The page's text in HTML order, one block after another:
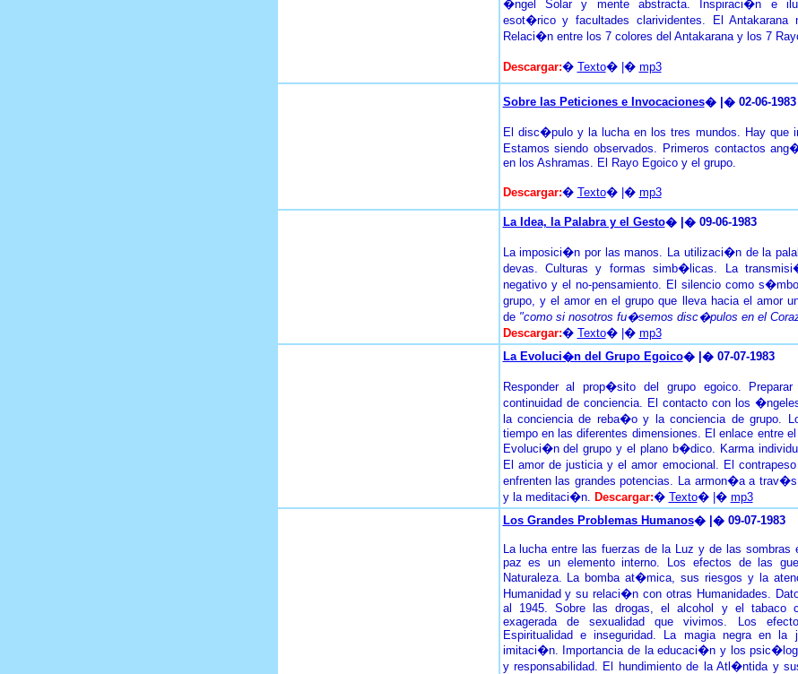
�ngel Solar y mente abstracta. Inspiraci�n e
esot�rico y facultades clarividentes. El Antakarana
Relaci�n entre los 7 colores del Antakarana y los 7
Descargar:� Texto� |� mp3
Sobre las Peticiones e Invocaciones� |� 02-06-1983
El disc�pulo y la lucha en los tres mundos. Hay que
Estamos siendo observados. Primeros contactos
en los Ashramas. El Rayo Egoico y el grupo.
Descargar:� Texto� |� mp3
La Idea, la Palabra y el Gesto� |� 09-06-1983
La imposici�n por las manos. La utilizaci�n de la
devas. Culturas y formas simb�licas. La
negativo y el no-pensamiento. El silencio como
grupo, y el amor en el grupo que lleva hacia el amor
de "como si nosotros fu�semos disc�pulos en el
Descargar:� Texto� |� mp3
La Evoluci�n del Grupo Egoico� |� 07-07-1983
Responder al prop�sito del grupo egoico.
continuidad de conciencia. El contacto con los
la conciencia de reba�o y la conciencia de grupo.
tiempo en las diferentes dimensiones. El enlace entre
Evoluci�n del grupo y el plano b�dico. Karma
El amor de justicia y el amor emocional. El
enfrenten las grandes potencias. La armon�a a
y la meditaci�n. Descargar:� Texto� |� mp3
Los Grandes Problemas Humanos� |� 09-07-1983
La lucha entre las fuerzas de la Luz y de las sombras
paz es un elemento interno. Los efectos de las
Naturaleza. La bomba at�mica, sus riesgos y la
Humanidad y su relaci�n con otras Humanidades.
al 1945. Sobre las drogas, el alcohol y el tabaco
exagerada de sexualidad que vivimos. Los
Espiritualidad e inseguridad. La magia negra en
imitaci�n. Importancia de la educaci�n y los
y responsabilidad. El hundimiento de la Atl�ntida y